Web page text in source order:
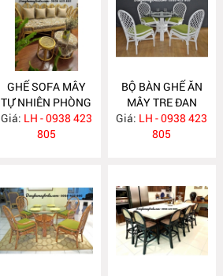
GHẾ SOFA MÂY
TỰ NHIÊN PHÒNG
KHÁCH MA795
Giá: LH - 0938 423
805
BỘ BÀN GHẾ ĂN
MÂY TRE ĐAN
MA784
Giá: LH - 0938 423
805